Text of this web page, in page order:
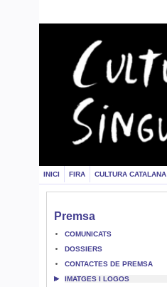
INICI FIRA CULTURA CATALANA
Premsa
COMUNICATS
DOSSIERS
CONTACTES DE PREMSA
IMATGES I LOGOS